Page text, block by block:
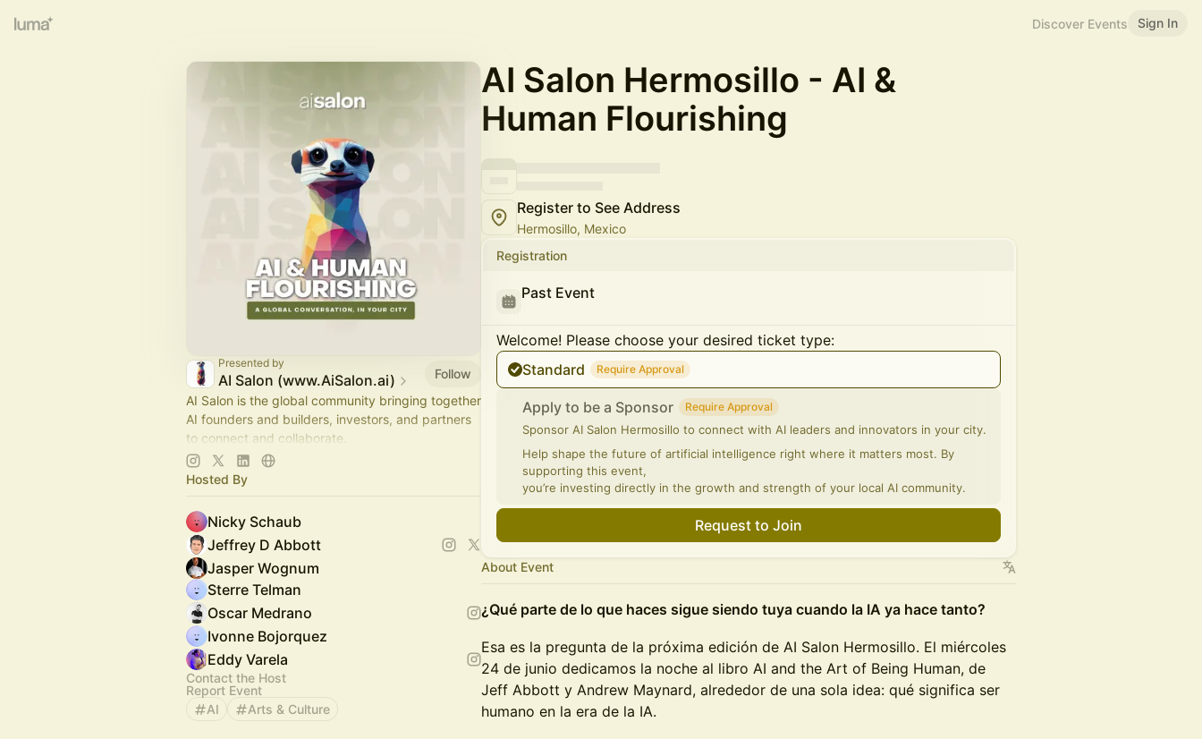
Discover Events Sign In
Presented by
AI Salon (www.AiSalon.ai)
Follow
AI Salon is the global community bringing together
AI founders and builders, investors, and partners
to connect and collaborate.
Decentralized, chapter-based. Launch a chapter
in your city!
Hosted By
Nicky Schaub
Jeffrey D Abbott
Jasper Wognum
Sterre Telman
Oscar Medrano
Ivonne Bojorquez
Eddy Varela
Contact the Host
Report Event
AI
Arts & Culture
AI Salon Hermosillo - AI &
Human Flourishing
Register to See Address
Hermosillo, Mexico
Registration
Past Event
Welcome! Please choose your desired ticket type:
Standard
Require Approval
Apply to be a Sponsor Require Approval
Sponsor AI Salon Hermosillo to connect with AI leaders and innovators in your city.
Help shape the future of artificial intelligence right where it matters most. By
supporting this event,
you’re investing directly in the growth and strength of your local AI community.
Request to Join
About Event
¿Qué parte de lo que haces sigue siendo tuya cuando la IA ya hace tanto?
Esa es la pregunta de la próxima edición de AI Salon Hermosillo. El miércoles
24 de junio dedicamos la noche al libro AI and the Art of Being Human, de
Jeff Abbott y Andrew Maynard, alrededor de una sola idea: qué significa ser
humano en la era de la IA.